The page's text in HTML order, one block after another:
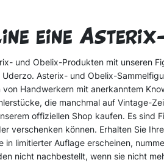
eine
und Obelix-Produkten mit unseren
Asterix- und Obelix-
Handwerkern mit anerkanntem
die manchmal auf Vintage-
offiziellen Shop kaufen. Es sind
verschenken können. Erhalten Sie
in limitierter Auflage erscheinen,
nicht nachbestellt, wenn sie nicht